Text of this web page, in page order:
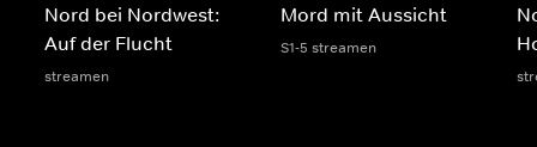
Nord bei Nordwest:
Auf der Flucht
streamen
Mord mit Aussicht
S1-5 streamen